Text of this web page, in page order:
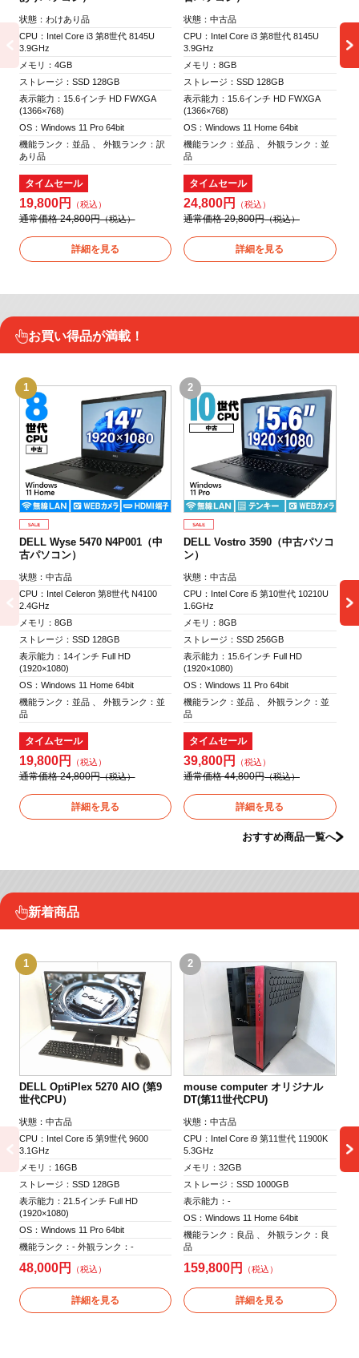
状態：わけあり品
CPU：Intel Core i3 第8世代 8145U
3.9GHz
メモリ：4GB
ストレージ：SSD 128GB
表示能力：15.6インチ HD FWXGA
(1366×768)
OS：Windows 11 Pro 64bit
機能ランク：並品 、 外観ランク：訳
あり品
タイムセール
19,800円
通常価格 24,800円
詳細を見る
状態：中古品
CPU：Intel Core i3 第8世代 8145U
3.9GHz
メモリ：8GB
ストレージ：SSD 128GB
表示能力：15.6インチ HD FWXGA
(1366×768)
OS：Windows 11 Home 64bit
機能ランク：並品 、 外観ランク：並
品
タイムセール
24,800円
通常価格 29,800円
詳細を見る
お買い得品が満載！
1
DELL Wyse 5470 N4P001（中
古パソコン）
状態：中古品
CPU：Intel Celeron 第8世代 N4100
2.4GHz
メモリ：8GB
ストレージ：SSD 128GB
表示能力：14インチ Full HD
(1920×1080)
OS：Windows 11 Home 64bit
機能ランク：並品 、 外観ランク：並
品
タイムセール
19,800円
通常価格 24,800円
詳細を見る
2
DELL Vostro 3590（中古パソコ
ン）
状態：中古品
CPU：Intel Core i5 第10世代 10210U
1.6GHz
メモリ：8GB
ストレージ：SSD 256GB
表示能力：15.6インチ Full HD
(1920×1080)
OS：Windows 11 Pro 64bit
機能ランク：並品 、 外観ランク：並
品
タイムセール
39,800円
通常価格 44,800円
詳細を見る
おすすめ商品一覧へ
新着商品
1
DELL OptiPlex 5270 AIO (第9
世代CPU）
状態：中古品
CPU：Intel Core i5 第9世代 9600
3.1GHz
メモリ：16GB
ストレージ：SSD 128GB
表示能力：21.5インチ Full HD
(1920×1080)
OS：Windows 11 Pro 64bit
機能ランク：- 外観ランク：-
48,000円
詳細を見る
2
mouse computer オリジナル
DT(第11世代CPU)
状態：中古品
CPU：Intel Core i9 第11世代 11900K
5.3GHz
メモリ：32GB
ストレージ：SSD 1000GB
表示能力：-
OS：Windows 11 Home 64bit
機能ランク：良品 、 外観ランク：良
品
159,800円
詳細を見る
状